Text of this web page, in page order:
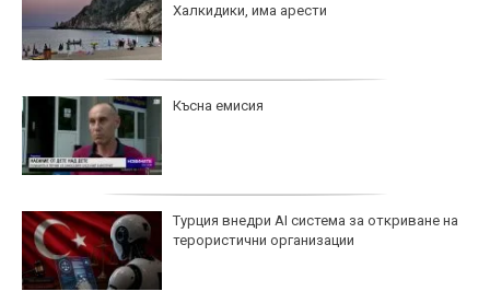
Халкидики, има арести
Късна емисия
Турция внедри AI система за откриване на
терористични организации